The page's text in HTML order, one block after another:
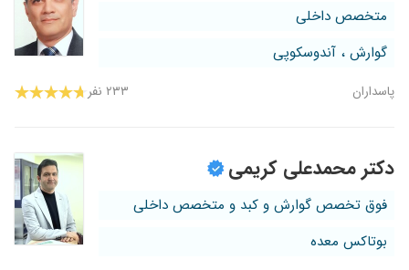
متخصص داخلی
گوارش ، آندوسکوپی
پاسداران ۲۳۳ نفر
دکتر محمدعلی کریمی
فوق تخصص گوارش و کبد و متخصص داخلی
بوتاکس معده